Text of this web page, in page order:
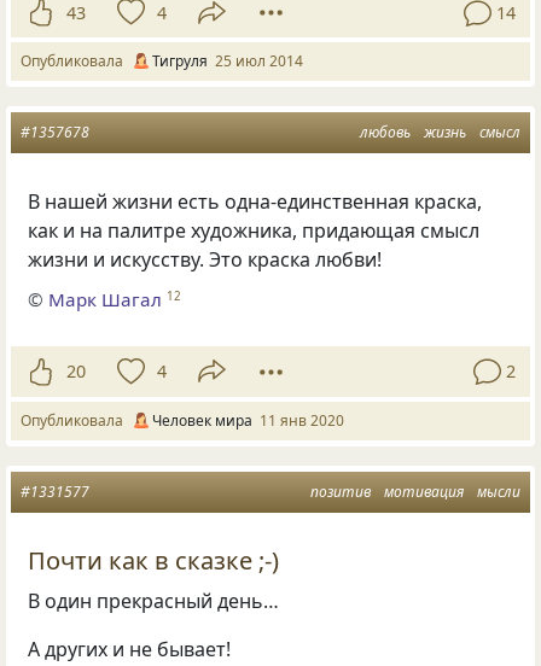
43 4 14
Опубликовала Тигруля 25 июл 2014
любовь жизнь смысл
#1357678
В нашей жизни есть одна-единственная краска,
как и на палитре художника, придающая смысл
жизни и искусству. Это краска любви!
© Марк Шагал 12
20 4 2
Опубликовала Человек мира 11 янв 2020
позитив мотивация мысли
#1331577
Почти как в сказке ;-)
В один прекрасный день…
А других и не бывает!